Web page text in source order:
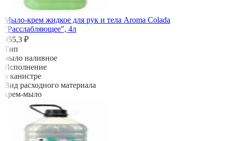
Мыло-крем жидкое для рук и тела Aroma Colada
"Расслабляющее", 4л
955,3 ₽
Тип
мыло наливное
Исполнение
в канистре
Вид расходного материала
крем-мыло